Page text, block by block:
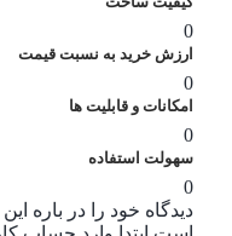
0
ارزش خرید به نسبت قیمت
0
امکانات و قابلیت ها
0
سهولت استفاده
0
دیدگاه خود را در باره این